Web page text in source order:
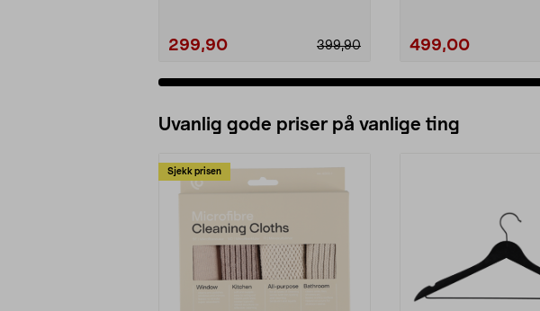
299,90 399,90 499,00
Uvanlig gode priser på vanlige ting
Sjekk prisen